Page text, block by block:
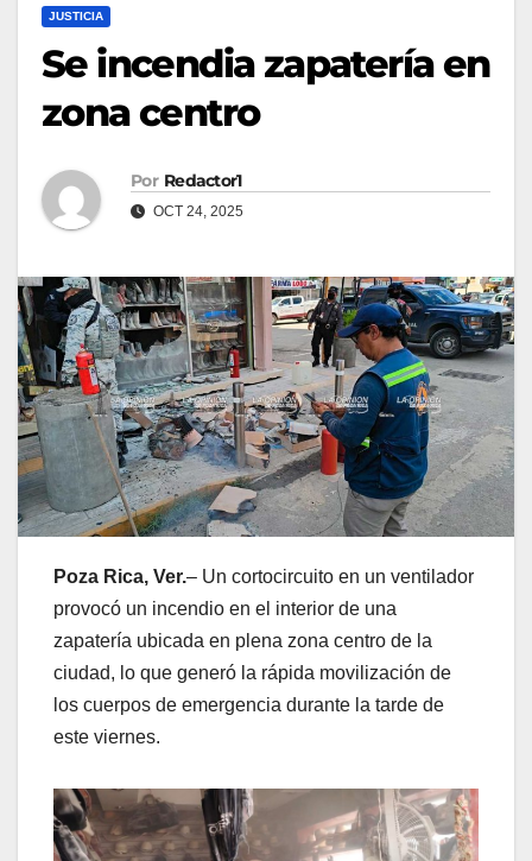
JUSTICIA
Se incendia zapatería en
zona centro
Por Redactor1
OCT 24, 2025
Poza Rica, Ver.– Un cortocircuito en un ventilador
provocó un incendio en el interior de una
zapatería ubicada en plena zona centro de la
ciudad, lo que generó la rápida movilización de
los cuerpos de emergencia durante la tarde de
este viernes.